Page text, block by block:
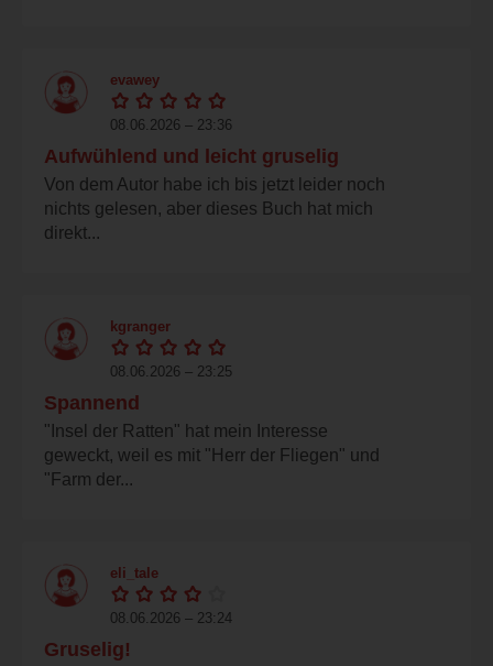
evawey
08.06.2026 – 23:36
Aufwühlend und leicht gruselig
Von dem Autor habe ich bis jetzt leider noch
nichts gelesen, aber dieses Buch hat mich
direkt...
kgranger
08.06.2026 – 23:25
Spannend
"Insel der Ratten" hat mein Interesse
geweckt, weil es mit "Herr der Fliegen" und
"Farm der...
eli_tale
08.06.2026 – 23:24
Gruselig!